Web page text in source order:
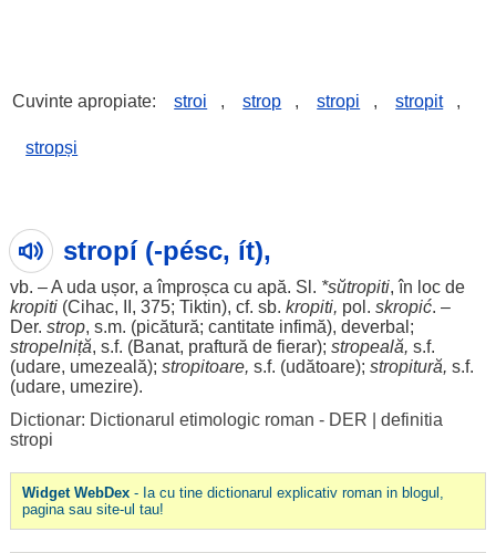
Cuvinte apropiate: stroi , strop , stropi , stropit ,
stropși
stropí (-pésc, ít),
vb. – A uda ușor, a împroșca cu apă. Sl. *sŭtropiti, în locde
kropiti(Cihac, II, 375; Tiktin), cf. sb. kropiti, pol . skropić. –
Der. strop, s.m. (picătură; cantitate infimă), deverbal;
stropelniță, s.f. (Banat, praftură de fierar); stropeală, s.f.
(udare, umezeală); stropitoare, s.f. (udătoare); stropitură, s.f.
(udare, umezire).
Dictionar: Dictionarul etimologic roman - DER
definitia
stropi
Widget WebDex- Ia cu tine dictionarul explicativ roman in blogul,
pagina sau site-ul tau!